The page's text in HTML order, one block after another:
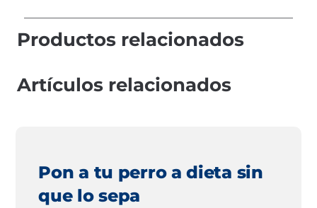
Productos relacionados
Artículos relacionados
Pon a tu perro a dieta sin
que lo sepa